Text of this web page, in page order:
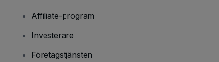
Affiliate-program
Investerare
Företagstjänsten